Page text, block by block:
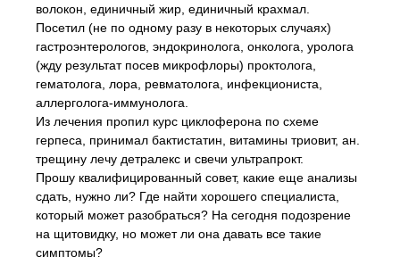
волокон, единичный жир, единичный крахмал.
Посетил (не по одному разу в некоторых случаях)
гастроэнтерологов, эндокринолога, онколога, уролога
(жду результат посев микрофлоры) проктолога,
гематолога, лора, ревматолога, инфекциониста,
аллерголога-иммунолога.
Из лечения пропил курс циклоферона по схеме
герпеса, принимал бактистатин, витамины триовит, ан.
трещину лечу детралекс и свечи ультрапрокт.
Прошу квалифицированный совет, какие еще анализы
сдать, нужно ли? Где найти хорошего специалиста,
который может разобраться? На сегодня подозрение
на щитовидку, но может ли она давать все такие
симптомы?